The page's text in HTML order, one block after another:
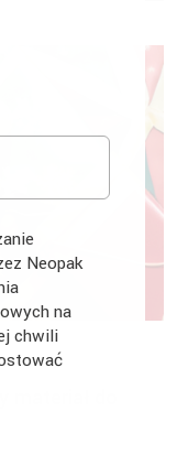
do
Neopak
na
chwili